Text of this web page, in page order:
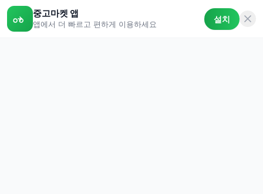
중고마켓 앱
앱에서 더 빠르고 편하게 이용하세요 설치